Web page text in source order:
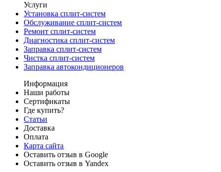
Услуги
Установка сплит-систем
Обслуживание сплит-систем
Ремонт сплит-систем
Диагностика сплит-систем
Заправка сплит-систем
Чистка сплит-систем
Заправка автокондиционеров
Информация
Наши работы
Сертификаты
Где купить?
Статьи
Доставка
Оплата
Карта сайта
Оставить отзыв в Google
Оставить отзыв в Yandex